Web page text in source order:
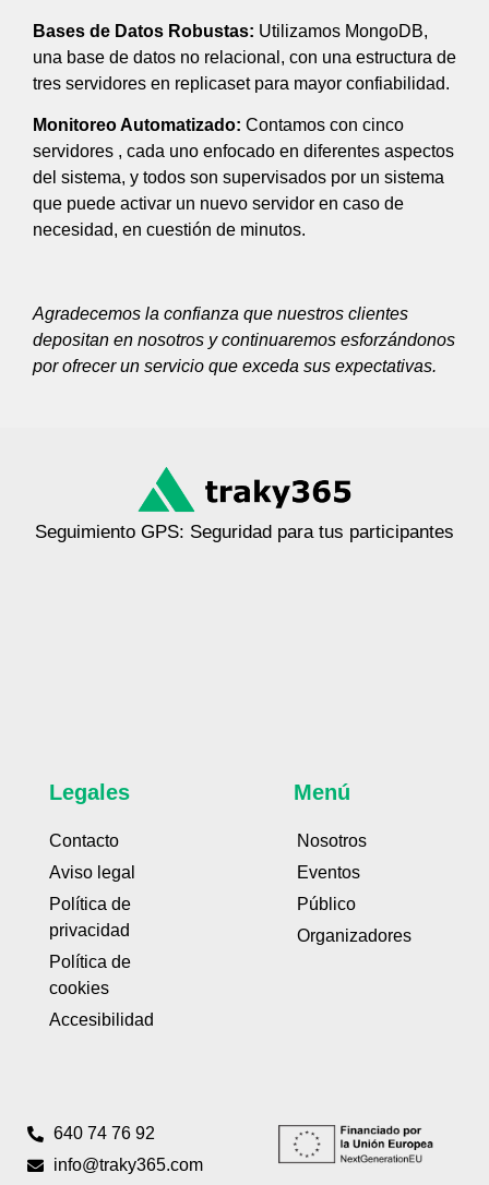
Bases de Datos Robustas: Utilizamos MongoDB,
una base de datos no relacional, con una estructura de
tres servidores en replicaset para mayor confiabilidad.
Monitoreo Automatizado: Contamos con cinco
servidores , cada uno enfocado en diferentes aspectos
del sistema, y todos son supervisados por un sistema
que puede activar un nuevo servidor en caso de
necesidad, en cuestión de minutos.
Agradecemos la confianza que nuestros clientes
depositan en nosotros y continuaremos esforzándonos
por ofrecer un servicio que exceda sus expectativas.
Seguimiento GPS: Seguridad para tus participantes
Legales
Contacto
Aviso legal
Política de
privacidad
Política de
cookies
Accesibilidad
Menú
Nosotros
Eventos
Público
Organizadores
640 74 76 92
info@traky365.com